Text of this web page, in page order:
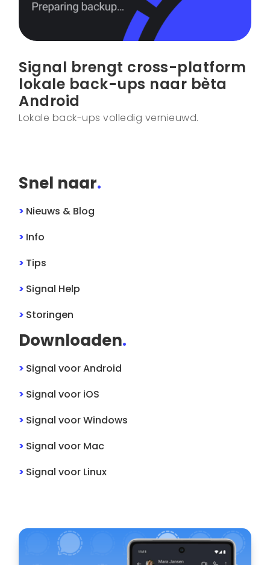
Signal brengt cross-platform
lokale back-ups naar bèta
Android
Lokale back-ups volledig vernieuwd.
Snel naar.
> Nieuws & Blog
> Info
> Tips
> Signal Help
> Storingen
Downloaden.
> SignalvoorAndroid
> Signalvoor iOS
> SignalvoorWindows
> Signalvoor Mac
> Signalvoor Linux